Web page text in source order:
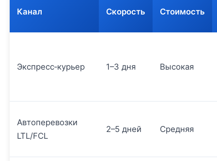
Канал Скорость Стоимость
Экспресс‑курьер 1–3 дня Высокая
Автоперевозки
LTL/FCL
2–5 дней Средняя